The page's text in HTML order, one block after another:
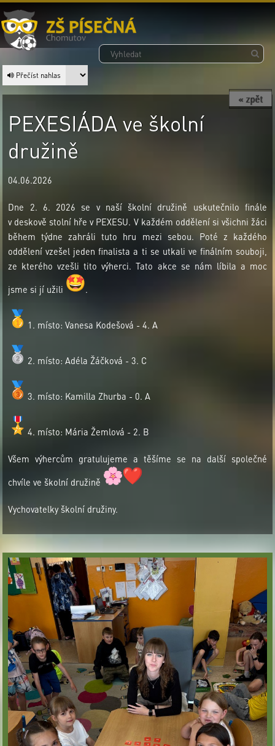
Přečíst nahlas
« zpět
PEXESIÁDA ve školní
družině
04.06.2026
Dne 2. 6. 2026 se v naší školní družině uskutečnilo finále
v deskově stolní hře v PEXESU. V každém oddělení si všichni žáci
během týdne zahráli tuto hru mezi sebou. Poté z každého
oddělení vzešel jeden finalista a ti se utkali ve finálním souboji,
ze kterého vzešli tito výherci. Tato akce se nám líbila a moc
jsme si jí užili .
1. místo: Vanesa Kodešová - 4. A
2. místo: Adéla Žáčková - 3. C
3. místo: Kamilla Zhurba - 0. A
4. místo: Mária Žemlová - 2. B
Všem výhercům gratulujeme a těšíme se na další společné
chvíle ve školní družině
Vychovatelky školní družiny.